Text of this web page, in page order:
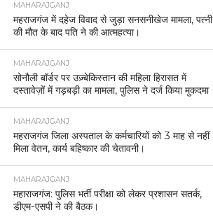
MAHARAJGANJ
महराजगंज में दहेज विवाद से जुड़ा सनसनीखेज मामला, पत्नी
की मौत के बाद पति ने की आत्महत्या।
MAHARAJGANJ
सोनौली बॉर्डर पर उज़्बेकिस्तान की महिला हिरासत में
दस्तावेज़ों में गड़बड़ी का मामला, पुलिस ने दर्ज किया मुकदमा
MAHARAJGANJ
महराजगंज जिला अस्पताल के कर्मचारियों को 3 माह से नहीं
मिला वेतन, कार्य बहिष्कार की चेतावनी।
MAHARAJGANJ
महाराजगंज: पुलिस भर्ती परीक्षा को लेकर प्रशासन सतर्क,
डीएम-एसपी ने की बैठक।